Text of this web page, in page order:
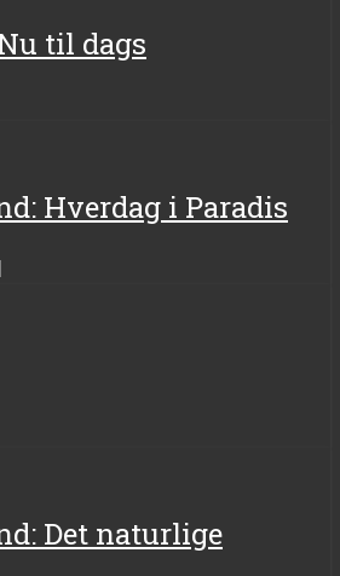
til dags
Hverdag i Paradis
Det naturlige